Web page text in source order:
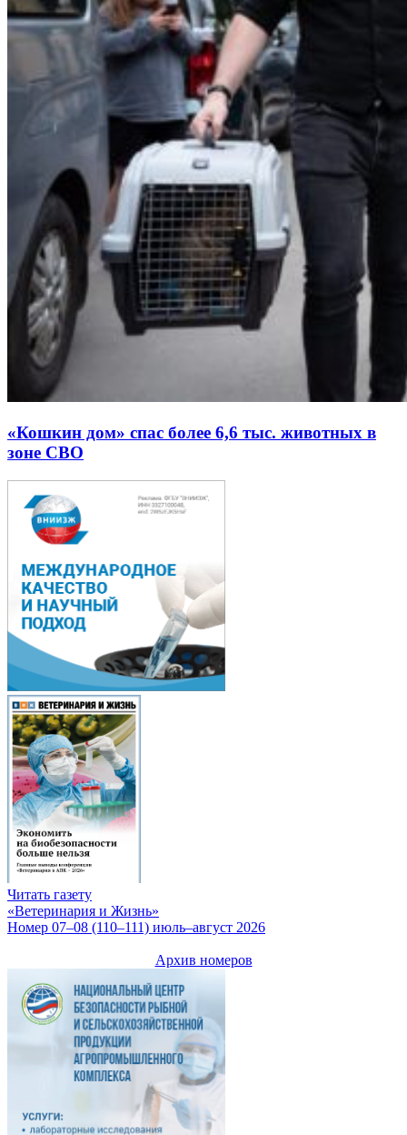
«Кошкин дом» спас более 6,6 тыс. животных в
зоне СВО
Читать газету
«Ветеринария и Жизнь»
Номер 07–08 (110–111) июль–август 2026
Архив номеров